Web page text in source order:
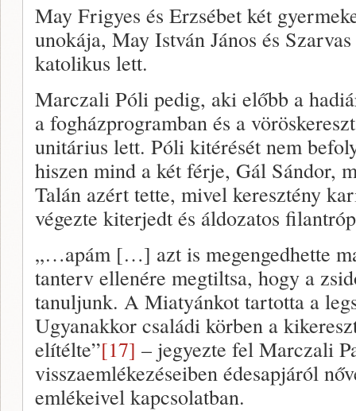
May Frigyes és Erzsébet két
unokája, May István János és
katolikus lett.
Marczali Póli pedig, aki előbb a
a fogházprogramban és a
unitárius lett. Póli kitérését nem
hiszen mind a két férje, Gál Sándor,
Talán azért tette, mivel keresztény
végezte kiterjedt és áldozatos
„…apám […] azt is megengedhette
tanterv ellenére megtiltsa, hogy a
tanuljunk. A Miatyánkot tartotta a
Ugyanakkor családi körben a
elítélte”[17] – jegyezte fel Marczali
visszaemlékezéseiben édesapjáról
emlékeivel kapcsolatban.